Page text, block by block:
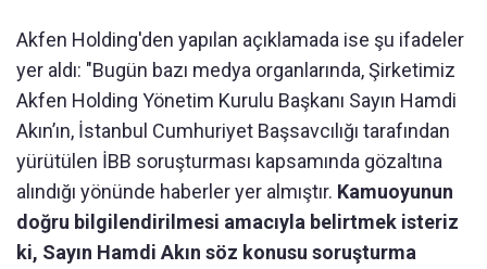
Akfen Holding'den yapılan açıklamada ise şu ifadeler
yer aldı: "Bugün bazı medya organlarında, Şirketimiz
Akfen Holding Yönetim Kurulu Başkanı Sayın Hamdi
Akın’ın, İstanbul Cumhuriyet Başsavcılığı tarafından
yürütülen İBB soruşturması kapsamında gözaltına
alındığı yönünde haberler yer almıştır. Kamuoyunun
doğru bilgilendirilmesi amacıyla belirtmek isteriz
ki, Sayın Hamdi Akın söz konusu soruşturma